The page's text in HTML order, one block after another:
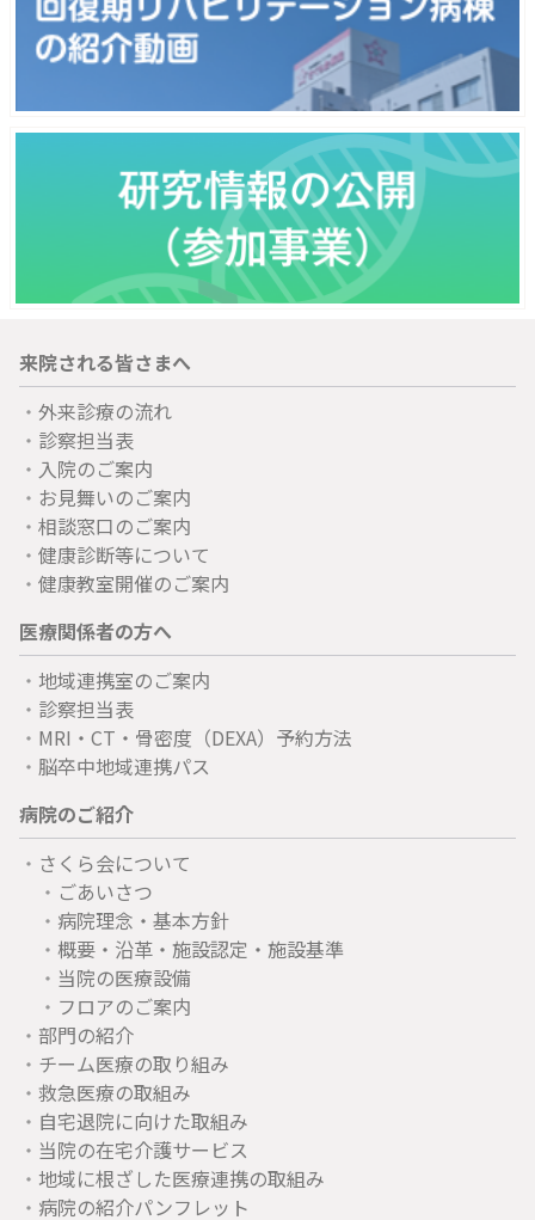
来院される皆さまへ
外来診療の流れ
診察担当表
入院のご案内
お見舞いのご案内
相談窓口のご案内
健康診断等について
健康教室開催のご案内
医療関係者の方へ
地域連携室のご案内
診察担当表
MRI・CT・骨密度（DEXA）予約方法
脳卒中地域連携パス
病院のご紹介
さくら会について
ごあいさつ
病院理念・基本方針
概要・沿革・施設認定・施設基準
当院の医療設備
フロアのご案内
部門の紹介
チーム医療の取り組み
救急医療の取組み
自宅退院に向けた取組み
当院の在宅介護サービス
地域に根ざした医療連携の取組み
病院の紹介パンフレット